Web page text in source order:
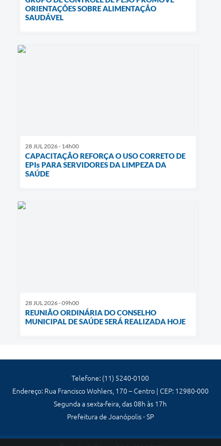
ORIENTAÇÕES SOBRE ALIMENTAÇÃO
SAUDÁVEL
28 JUL 2026 - 14h00
CAPACITAÇÃO REFORÇA O USO CORRETO DE
EPIs PARA SERVIDORES DA LIMPEZA DA
SAÚDE
28 JUL 2026 - 09h00
REUNIÃO ORDINÁRIA DO CONSELHO
MUNICIPAL DE SAÚDE SERÁ REALIZADA HOJE
Telefone: (11) 5240-0100
Endereço: Rua Francisco Wohlers, 170 – Centro | CEP: 12980-000
Segunda a sexta-feira, das 08h às 17h
Prefeitura de Joanópolis - SP